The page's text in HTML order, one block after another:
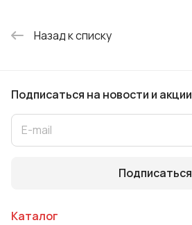
Назад к списку
Подписаться на новости и акции
Подписаться
Каталог